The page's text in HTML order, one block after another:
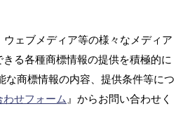
ェブメディア等の様々なメディア
る各種商標情報の提供を積極的に
な商標情報の内容、提供条件等につ
わせフォーム 』からお問い合わせく